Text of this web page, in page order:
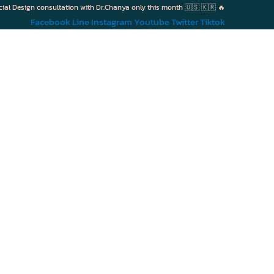
Design consultation with Dr.Chanya only this month 🇺🇸 🇰🇷 🔥
FacebookLineInstagram YoutubeTwitterTiktok